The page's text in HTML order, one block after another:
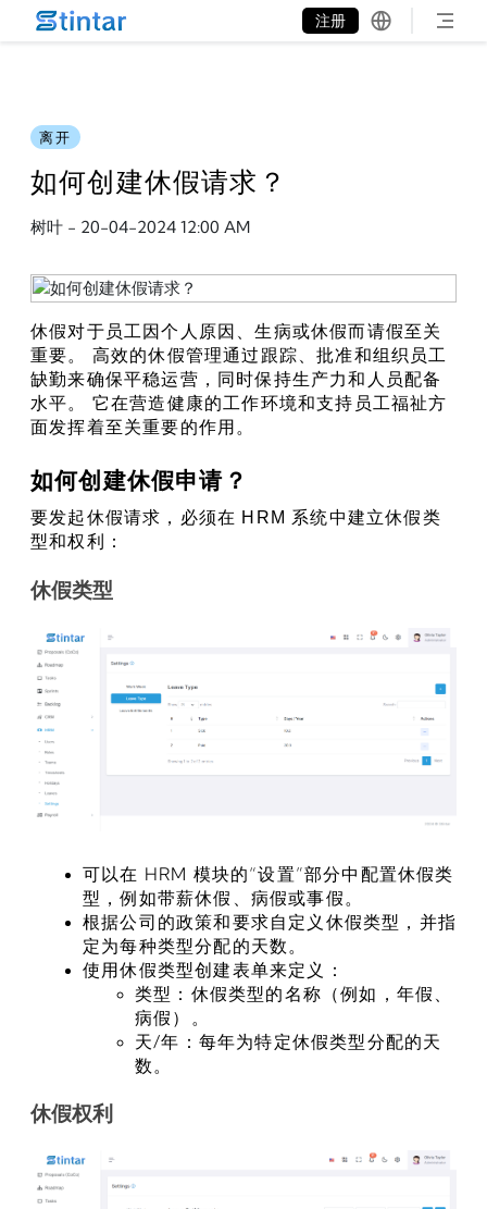
put google tag in file
注册
离开
如何创建休假请求？
树叶 - 20-04-2024 12:00 AM
休假对于员工因个人原因、生病或休假而请假至关
重要。 高效的休假管理通过跟踪、批准和组织员工
缺勤来确保平稳运营，同时保持生产力和人员配备
水平。 它在营造健康的工作环境和支持员工福祉方
面发挥着至关重要的作用。
如何创建休假申请？
要发起休假请求，必须在 HRM 系统中建立休假类
型和权利：
休假类型
可以在 HRM 模块的“设置”部分中配置休假类
型，例如带薪休假、病假或事假。
根据公司的政策和要求自定义休假类型，并指
定为每种类型分配的天数。
使用休假类型创建表单来定义：
类型：休假类型的名称（例如，年假、
病假）。
天/年：每年为特定休假类型分配的天
数。
休假权利